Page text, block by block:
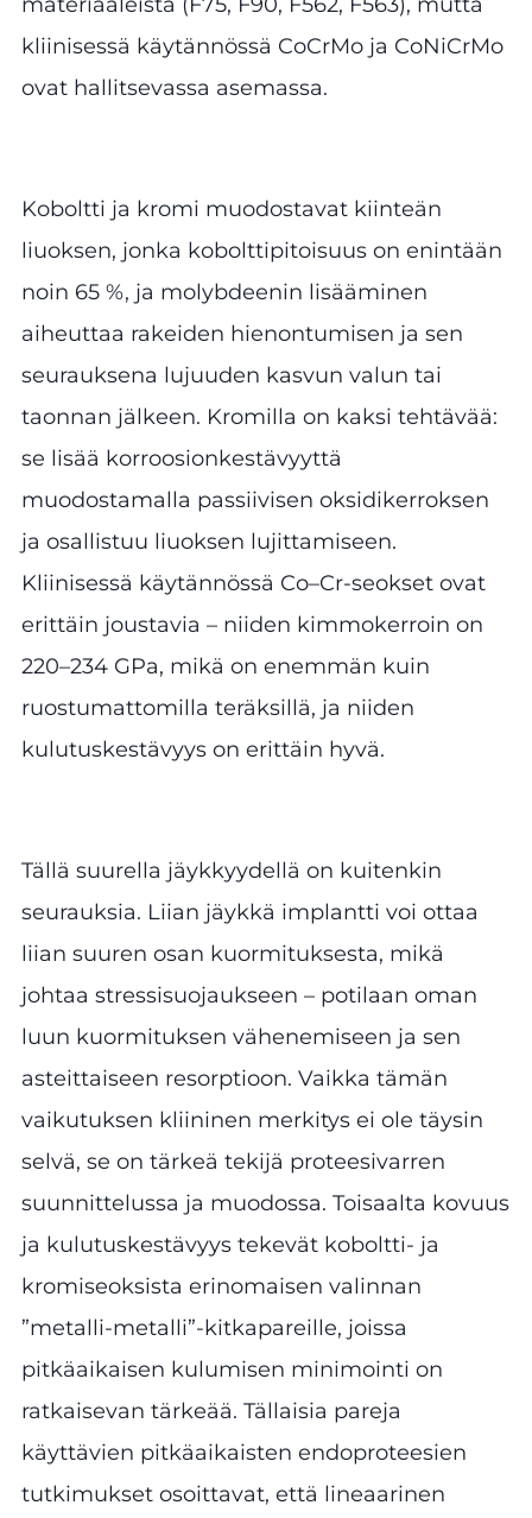
kliinisessä käytännössä CoCrMo ja CoNiCrMo
ovat hallitsevassa asemassa.
Koboltti ja kromi muodostavat kiinteän
liuoksen, jonka kobolttipitoisuus on enintään
noin 65 %, ja molybdeenin lisääminen
aiheuttaa rakeiden hienontumisen ja sen
seurauksena lujuuden kasvun valun tai
taonnan jälkeen. Kromilla on kaksi tehtävää:
se lisää korroosionkestävyyttä
muodostamalla passiivisen oksidikerroksen
ja osallistuu liuoksen lujittamiseen.
Kliinisessä käytännössä Co–Cr-seokset ovat
erittäin joustavia – niiden kimmokerroin on
220–234 GPa, mikä on enemmän kuin
ruostumattomilla teräksillä, ja niiden
kulutuskestävyys on erittäin hyvä.
Tällä suurella jäykkyydellä on kuitenkin
seurauksia. Liian jäykkä implantti voi ottaa
liian suuren osan kuormituksesta, mikä
johtaa stressisuojaukseen – potilaan oman
luun kuormituksen vähenemiseen ja sen
asteittaiseen resorptioon. Vaikka tämän
vaikutuksen kliininen merkitys ei ole täysin
selvä, se on tärkeä tekijä proteesivarren
suunnittelussa ja muodossa. Toisaalta kovuus
ja kulutuskestävyys tekevät koboltti- ja
kromiseoksista erinomaisen valinnan
”metalli-metalli”-kitkapareille, joissa
pitkäaikaisen kulumisen minimointi on
ratkaisevan tärkeää. Tällaisia pareja
käyttävien pitkäaikaisten endoproteesien
tutkimukset osoittavat, että lineaarinen